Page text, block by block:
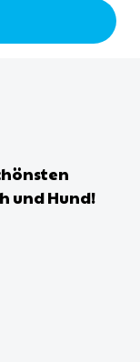
und Hund!